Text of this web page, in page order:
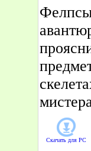
Скачать для PC